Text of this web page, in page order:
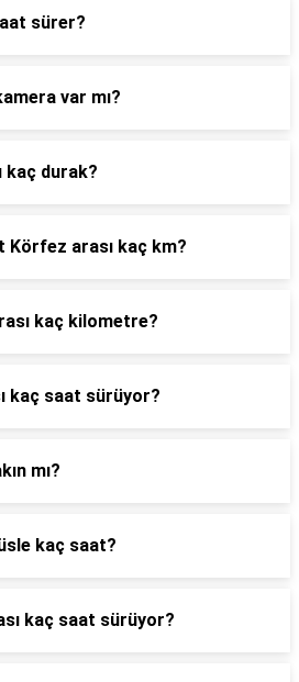
sürer?
var mı?
kaç durak?
Körfez arası kaç km?
kaç kilometre?
kaç saat sürüyor?
mı?
kaç saat?
kaç saat sürüyor?